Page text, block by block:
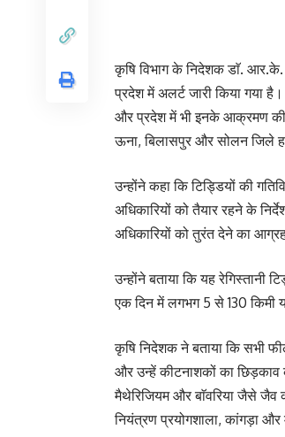
कृषि विभाग के निदेशक डाॅ.
प्रदेश में अलर्ट जारी किया गया
और प्रदेश में भी इनके आक्रमण की
ऊना, बिलासपुर और सोलन जिले
उन्होंने कहा कि टिड्डियों की
अधिकारियों को तैयार रहने के
अधिकारियों को तुरंत देने का
उन्होंने बताया कि यह
एक दिन में लगभग 5 से 130
कृषि निदेशक ने बताया कि सभी
और उन्हें कीटनाशकों का
मैथेरिजियम और बाॅवरिया जैसे जैव
नियंत्रण प्रयोगशाला, कांगड़ा और